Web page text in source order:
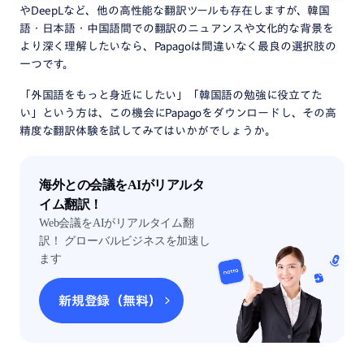
やDeepLなど、他の高性能な翻訳ツールも存在しますが、韓国
語・日本語・中国語間での翻訳のニュアンスや文化的な背景を
より深く理解したいなら、Papagoは間違いなく最良の選択肢の
一つです。
「外国語をもっと身近にしたい」「韓国語の勉強に役立てた
い」という方は、この機会にPapagoをダウンロードし、その高
精度な翻訳体験を試してみてはいかがでしょうか。
海外との会議をAIがリアルタ
イム翻訳！
Web会議をAIがリアルタイム翻
訳！ グローバルビジネスを加速し
ます
新規登録（無料）